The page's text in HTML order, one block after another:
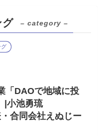
グ – category –
グ
「DAOで地域に投
|小池勇琉
合同会社えぬじー